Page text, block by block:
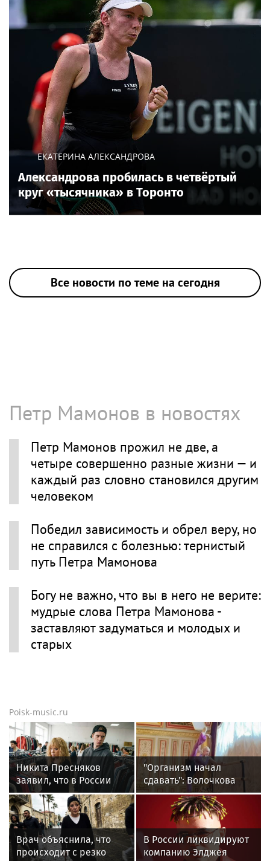
ЕКАТЕРИНА АЛЕКСАНДРОВА
Александрова пробилась в четвёртый
круг «тысячника» в Торонто
Все новости по теме на сегодня
Петр Мамонов в новостях
Петр Мамонов прожил не две, а
четыре совершенно разные жизни — и
каждый раз словно становился другим
человеком
Победил зависимость и обрел веру, но
не справился с болезнью: тернистый
путь Петра Мамонова
Богу не важно, что вы в него не верите:
мудрые слова Петра Мамонова -
заставляют задуматься и молодых и
старых
Poisk-music.ru
Никита Пресняков
заявил, что в России
его обидели. И
рассорился с братом
из-за политики
"Организм начал
сдавать": Волочкова
раскрыла причину
отсутствия фотографий
со шпагатами
Врач объяснила, что
происходит с резко
В России ликвидируют
компанию Элджея